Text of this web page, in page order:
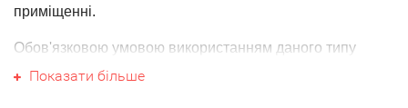
приміщенні.
Обов'язковою умовою використанням даного типу
опромінювачів є встановлення його на висоті не менше
Показати більше